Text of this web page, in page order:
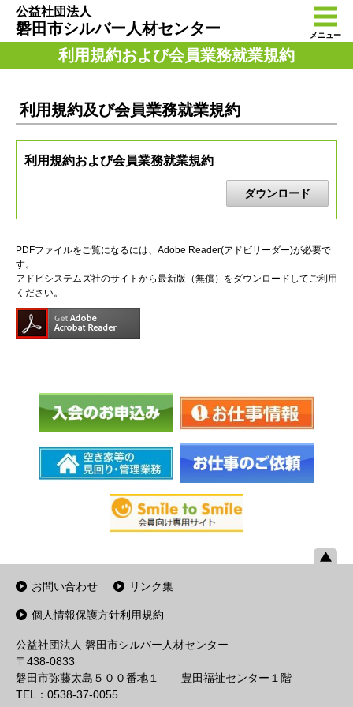
公益社団法人
磐田市シルバー人材センター メニュー
利用規約および会員業務就業規約
利用規約及び会員業務就業規約
利用規約および会員業務就業規約
ダウンロード
PDFファイルをご覧になるには、Adobe Reader(アドビリーダー)が必要で
す。
アドビシステムズ社のサイトから最新版（無償）をダウンロードしてご利用
ください。
お問い合わせ リンク集
個人情報保護方針利用規約
公益社団法人 磐田市シルバー人材センター
〒438-0833
磐田市弥藤太島５００番地１ 豊田福祉センター１階
TEL：0538-37-0055